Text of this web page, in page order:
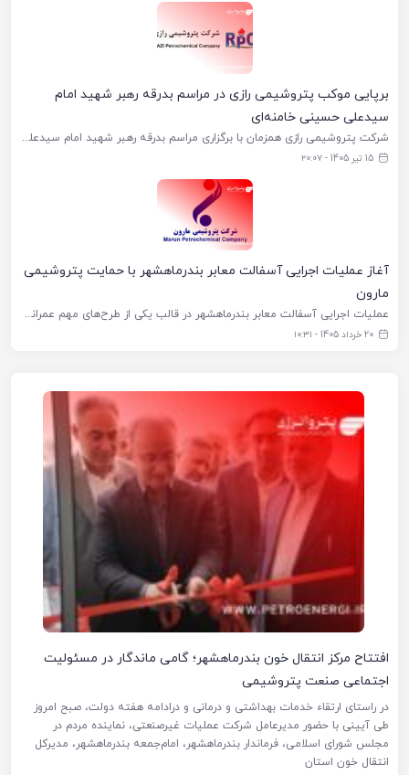
برپایی موکب پتروشیمی رازی در مراسم بدرقه رهبر شهید امام
سیدعلی حسینی خامنه‌ای
شرکت پتروشیمی رازی همزمان با برگزاری مراسم بدرقه رهبر شهید امام سیدعلی حسینی خامنه‌ای، با استقرار موکب در محل برگزاری این آیین، به ارائه خدمات به شرکت‌کنندگان پرداخت. به گزارش خبرگزاری پترو انرژی، موکب شرکت
15 تیر 1405 - ۲۰:۰۷
آغاز عملیات اجرایی آسفالت معابر بندرماهشهر با حمایت پتروشیمی
مارون
عملیات اجرایی آسفالت معابر بندرماهشهر در قالب یکی از طرح‌های مهم عمرانی این شهر آغاز شد. به گزارش خبرگزاری پتروانرژی، این پروژه با هدف بهسازی معابر، تسهیل تردد شهروندان و ارتقای کیفیت خدمات شهری، در
20 خرداد 1405 - ۱۰:۳۱
افتتاح مرکز انتقال خون بندرماهشهر؛ گامی ماندگار در مسئولیت
اجتماعی صنعت پتروشیمی
در راستای ارتقاء خدمات بهداشتی و درمانی و درادامه هفته دولت، صبح امروز
طی آیینی با حضور مدیرعامل شرکت عملیات غیرصنعتی، نماینده مردم در
مجلس شورای اسلامی، فرماندار بندرماهشهر، امام‌جمعه بندرماهشهر، مدیرکل
انتقال خون استان